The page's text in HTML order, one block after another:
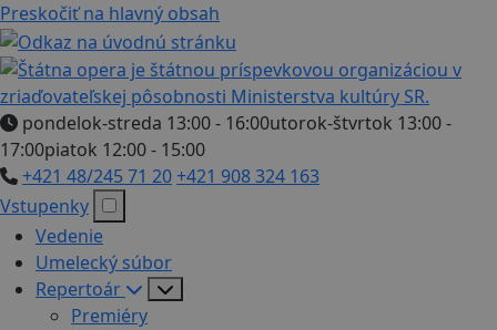
Preskočiť na hlavný obsah
pondelok-streda 13:00 - 16:00utorok-štvrtok 13:00 -
17:00piatok 12:00 - 15:00
+421 48/245 71 20+421 908 324 163
Vstupenky
Vedenie
Umelecký súbor
Repertoár
Premiéry